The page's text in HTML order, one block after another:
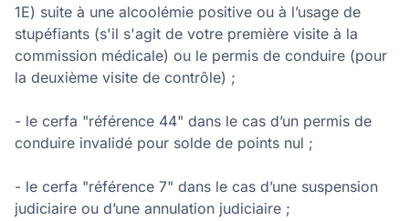
1E) suite à une alcoolémie positive ou à l’usage de
stupéfiants (s'il s'agit de votre première visite à la
commission médicale) ou le permis de conduire (pour
la deuxième visite de contrôle) ;
- le cerfa "référence 44" dans le cas d’un permis de
conduire invalidé pour solde de points nul ;
- le cerfa "référence 7" dans le cas d’une suspension
judiciaire ou d’une annulation judiciaire ;